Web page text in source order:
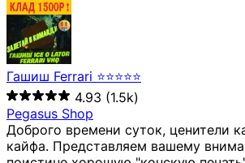
Гашиш Ferrari ⭐⭐⭐⭐⭐
4.93 (1.5k)
Pegasus Shop
Доброго времени суток, ценители
кайфа. Представляем вашему